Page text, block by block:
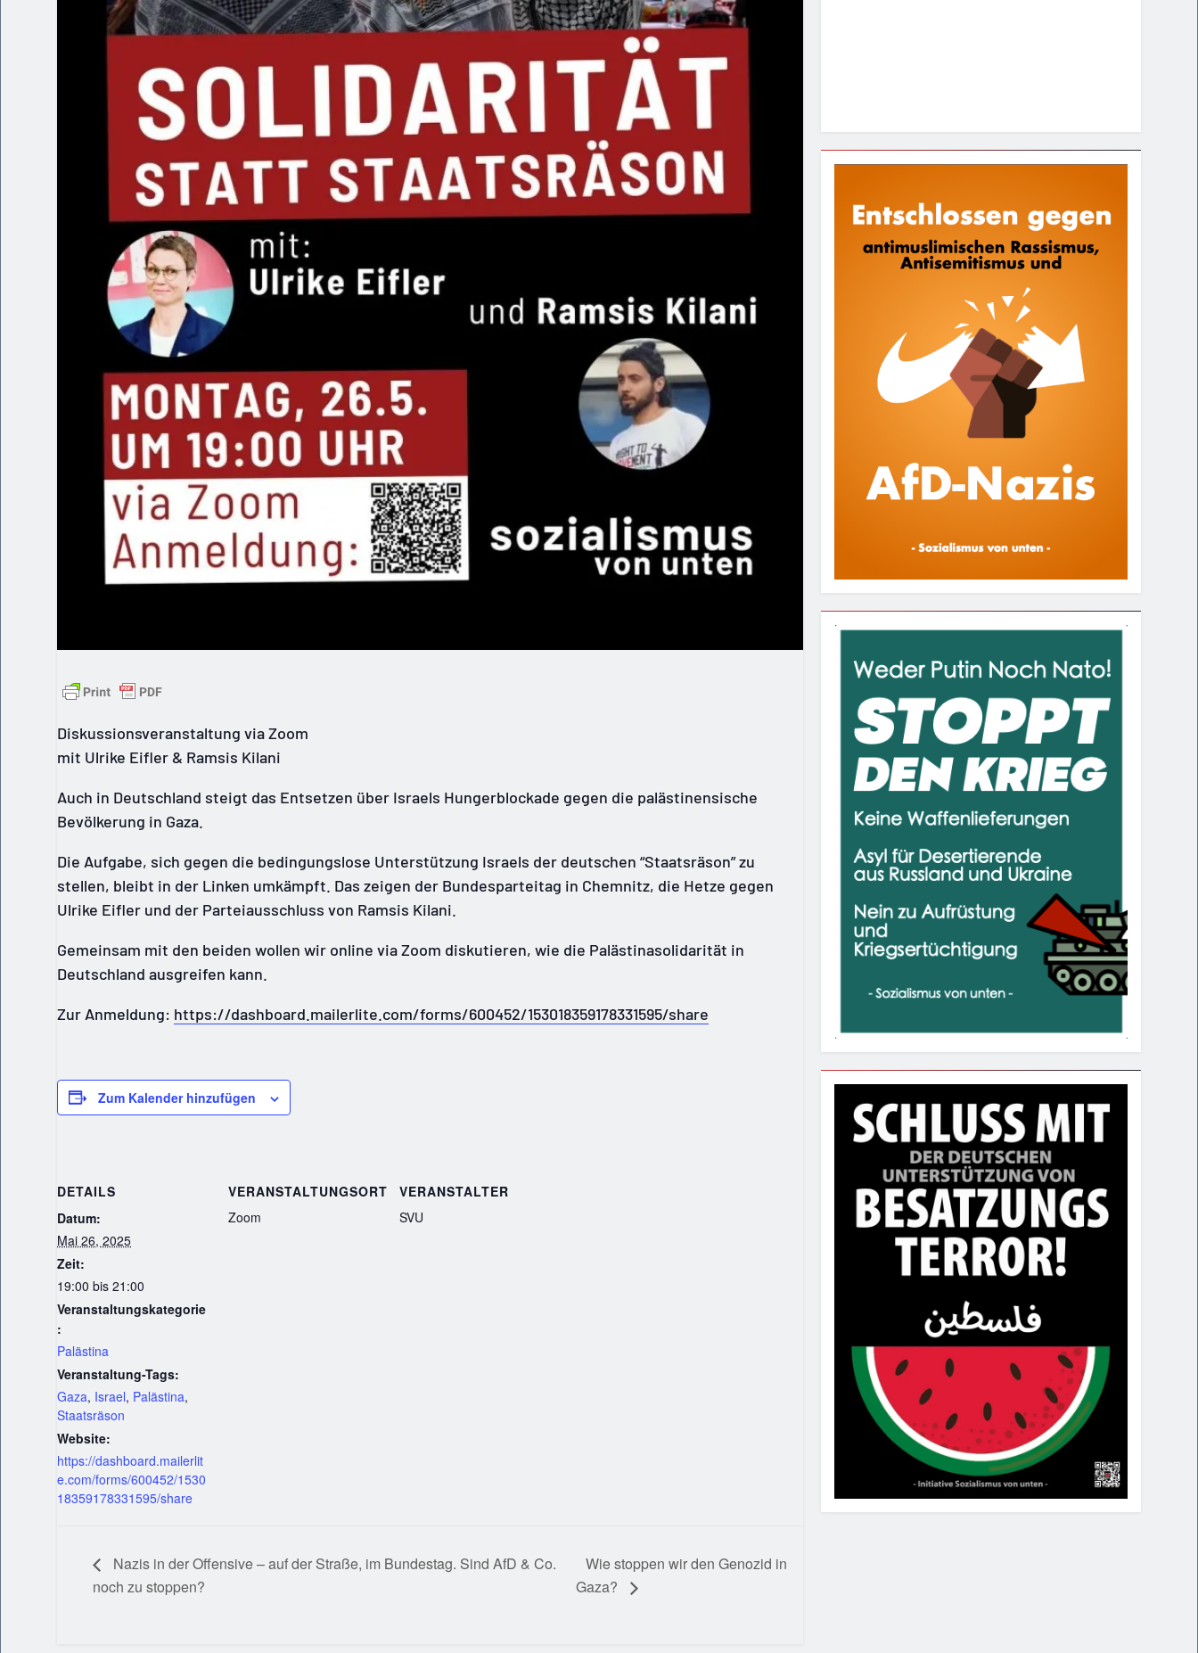
Diskussionsveranstaltung via Zoom
mit Ulrike Eifler & Ramsis Kilani
Auch in Deutschland steigt das Entsetzen über Israels Hungerblockade gegen die palästinensische
Bevölkerung in Gaza.
Die Aufgabe, sich gegen die bedingungslose Unterstützung Israels der deutschen “Staatsräson” zu
stellen, bleibt in der Linken umkämpft. Das zeigen der Bundesparteitag in Chemnitz, die Hetze gegen
Ulrike Eifler und der Parteiausschluss von Ramsis Kilani.
Gemeinsam mit den beiden wollen wir online via Zoom diskutieren, wie die Palästinasolidarität in
Deutschland ausgreifen kann.
Zur Anmeldung: https://dashboard.mailerlite.com/forms/600452/153018359178331595/share
Zum Kalender hinzufügen
DETAILS
Datum:
Mai 26, 2025
Zeit:
19:00 bis 21:00
Veranstaltungskategorie
:
Palästina
Veranstaltung-Tags:
Gaza, Israel, Palästina,
Staatsräson
Website:
https://dashboard.mailerlit
e.com/forms/600452/1530
18359178331595/share
VERANSTALTUNGSORT
Zoom
VERANSTALTER
SVU
Nazis in der Offensive – auf der Straße, im Bundestag. Sind AfD & Co.
noch zu stoppen?
Wie stoppen wir den Genozid in
Gaza?